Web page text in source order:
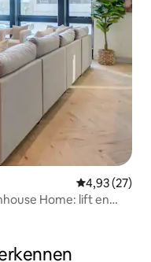
Gemiddelde
4,93 (27)
Home: lift en